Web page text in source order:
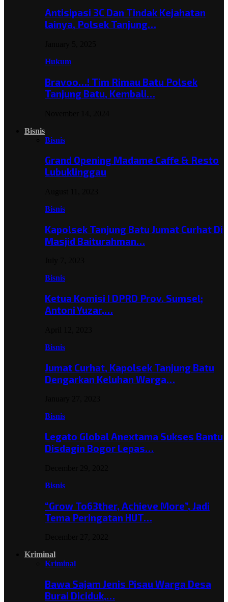
Antisipasi 3C Dan Tindak Kejahatan
lainya, Polsek Tanjung…
Hukum
Bravoo…! Tim Rimau Batu Polsek
Tanjung Batu, Kembali…
Bisnis
Bisnis
Grand Opening Madame Caffe & Resto
Lubuklinggau
Bisnis
Kapolsek Tanjung Batu Jumat Curhat Di
Masjid Baiturahman…
Bisnis
Ketua Komisi I DPRD Prov. Sumsel;
Antoni Yuzar,…
Bisnis
Jumat Curhat, Kapolsek Tanjung Batu
Dengarkan Keluhan Warga…
Bisnis
Legato Global Anextama Sukses Bantu
Disdagin Bogor Lepas…
Bisnis
“Grow To63ther, Achieve More”, Jadi
Tema Peringatan HUT…
Kriminal
Kriminal
Bawa Sajam Jenis Pisau Warga Desa
Burai Diciduk,…